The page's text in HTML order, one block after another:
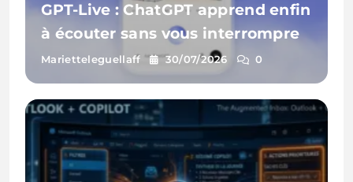
GPT-Live : ChatGPT apprend enfin
à écouter sans vous interrompre
Marietteleguellaff 30/07/2026 0